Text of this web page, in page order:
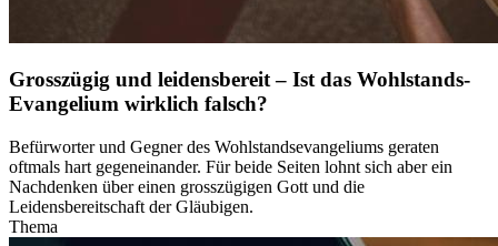
Grosszügig und leidensbereit – Ist das Wohlstands-
Evangelium wirklich falsch?
Befürworter und Gegner des Wohlstandsevangeliums geraten
oftmals hart gegeneinander. Für beide Seiten lohnt sich aber ein
Nachdenken über einen grosszügigen Gott und die
Leidensbereitschaft der Gläubigen.
Thema